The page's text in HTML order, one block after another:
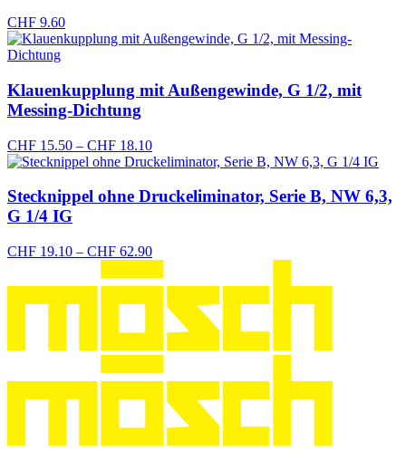
CHF 9.60
Klauenkupplung mit Außengewinde, G 1/2, mit
Messing-Dichtung
CHF 15.50 – CHF 18.10Preisspanne:
CHF 15.50
CHF 18.10
Stecknippel ohne Druckeliminator, Serie B, NW 6,3,
G 1/4 IG
CHF 19.10 – CHF 62.90Preisspanne:
bis